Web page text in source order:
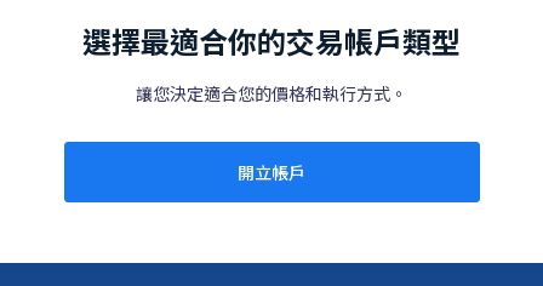
選擇最適合你的交易帳戶類型
讓您決定適合您的價格和執行方式。
開立帳戶